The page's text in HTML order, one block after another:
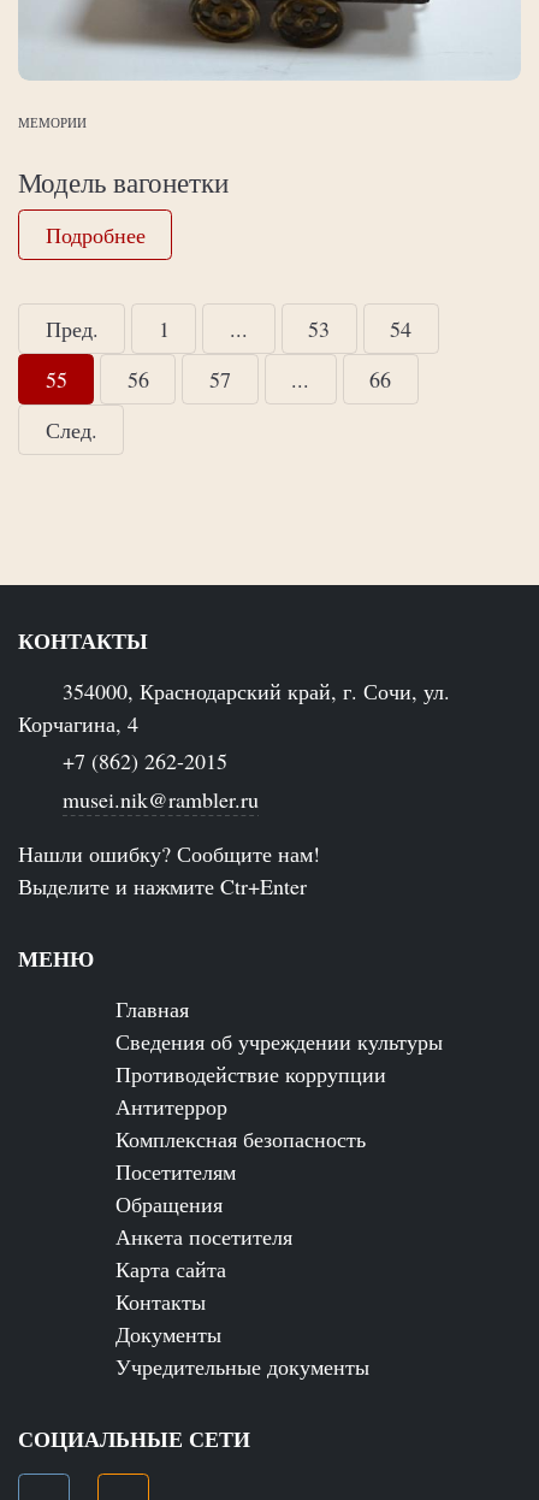
МЕМОРИИ
Модель вагонетки
Подробнее
Пред. 1 ... 53
54
55
56 57 ...
66
След.
КОНТАКТЫ
354000, Краснодарский край, г. Сочи, ул.
Корчагина, 4
+7 (862) 262-2015
musei.nik@rambler.ru
Нашли ошибку? Сообщите нам!
Выделите и нажмите Ctr+Enter
МЕНЮ
Главная
Сведения об учреждении культуры
Противодействие коррупции
Антитеррор
Комплексная безопасность
Посетителям
Обращения
Анкета посетителя
Карта сайта
Контакты
Документы
Учредительные документы
СОЦИАЛЬНЫЕ СЕТИ